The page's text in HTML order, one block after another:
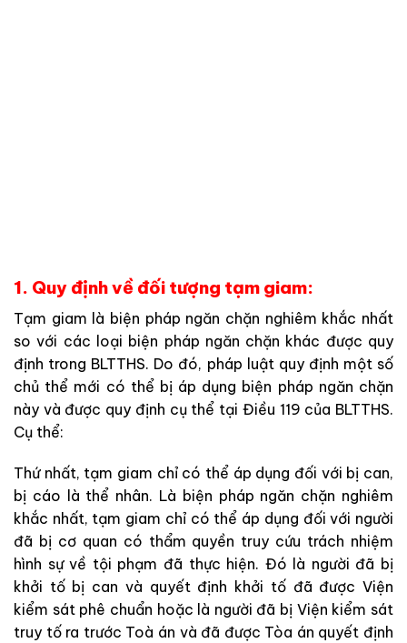
1. Quy định về đối tượng tạm giam:
Tạm giam là biện pháp ngăn chặn nghiêm khắc nhất
so với các loại biện pháp ngăn chặn khác được quy
định trong BLTTHS. Do đó, pháp luật quy định một số
chủ thể mới có thể bị áp dụng biện pháp ngăn chặn
này và được quy định cụ thể tại Điều 119 của BLTTHS.
Cụ thể:
Thứ nhất, tạm giam chỉ có thể áp dụng đối với bị can,
bị cáo là thể nhân. Là biện pháp ngăn chặn nghiêm
khắc nhất, tạm giam chỉ có thể áp dụng đối với người
đã bị cơ quan có thẩm quyền truy cứu trách nhiệm
hình sự về tội phạm đã thực hiện. Đó là người đã bị
khởi tố bị can và quyết định khởi tố đã được Viện
kiểm sát phê chuẩn hoặc là người đã bị Viện kiểm sát
truy tố ra trước Toà án và đã được Tòa án quyết định